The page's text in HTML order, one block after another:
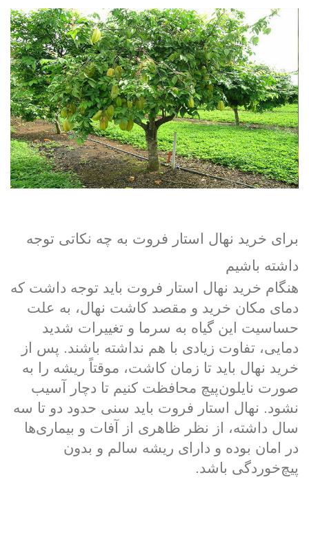
برای خرید نهال استار فروت به چه نکاتی توجه
داشته باشیم
هنگام خرید نهال استار فروت باید توجه داشت که
دمای مکان خرید و مقصد کاشت نهال، به علت
حساسیت این گیاه به سرما و تغییرات شدید
دمایی، تفاوت زیادی با هم نداشته باشند. پس از
خرید نهال باید تا زمان کاشت، موقتاً ریشه را به
صورت نایلون‌پیچ محافظت کنیم تا دچار آسیب
نشود. نهال استار فروت باید سنی حدود دو تا سه
سال داشته، از نظر ظاهری از آفات و بیماری‌ها
در امان بوده و دارای ریشه سالم و بدون
پیچ‌خوردگی باشد.